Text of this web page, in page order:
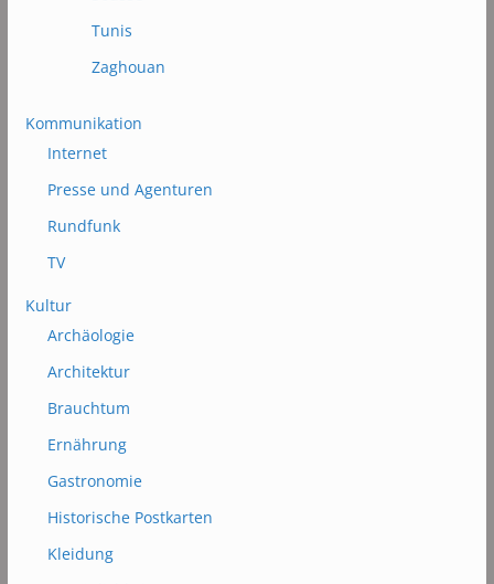
Tunis
Zaghouan
Kommunikation
Internet
Presse und Agenturen
Rundfunk
TV
Kultur
Archäologie
Architektur
Brauchtum
Ernährung
Gastronomie
Historische Postkarten
Kleidung